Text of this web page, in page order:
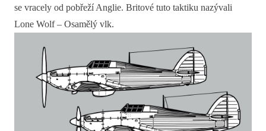
se vracely od pobřeží Anglie. Britové tuto taktiku nazývali
Lone Wolf – Osamělý vlk.